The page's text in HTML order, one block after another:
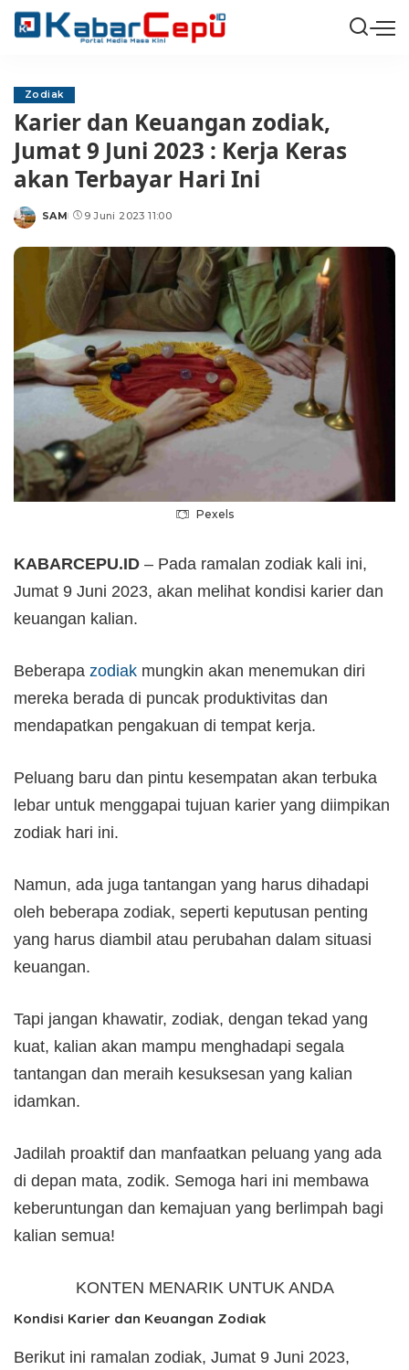
Zodiak
Karier dan Keuangan zodiak,
Jumat 9 Juni 2023 : Kerja Keras
akan Terbayar Hari Ini
Posted
SAM 9 Juni 2023 11:00
Pexels
KABARCEPU.ID – Pada ramalan zodiak kali ini,
Jumat 9 Juni 2023, akan melihat kondisi karier dan
keuangan kalian.
Beberapa zodiak mungkin akan menemukan diri
mereka berada di puncak produktivitas dan
mendapatkan pengakuan di tempat kerja.
Peluang baru dan pintu kesempatan akan terbuka
lebar untuk menggapai tujuan karier yang diimpikan
zodiak hari ini.
Namun, ada juga tantangan yang harus dihadapi
oleh beberapa zodiak, seperti keputusan penting
yang harus diambil atau perubahan dalam situasi
keuangan.
Tapi jangan khawatir, zodiak, dengan tekad yang
kuat, kalian akan mampu menghadapi segala
tantangan dan meraih kesuksesan yang kalian
idamkan.
Jadilah proaktif dan manfaatkan peluang yang ada
di depan mata, zodik. Semoga hari ini membawa
keberuntungan dan kemajuan yang berlimpah bagi
kalian semua!
KONTEN MENARIK UNTUK ANDA
Kondisi Karier dan Keuangan Zodiak
Berikut ini ramalan zodiak, Jumat 9 Juni 2023,